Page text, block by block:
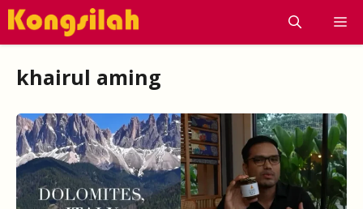
Skip
khairul aming